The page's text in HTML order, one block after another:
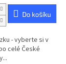
Do košíku
- vyberte si v
celé České